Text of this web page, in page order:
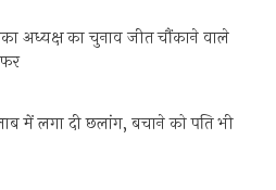
अध्यक्ष का चुनाव जीत चौंकाने वाले
में लगा दी छलांग, बचाने को पति भी